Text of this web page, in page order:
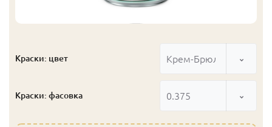
Краски: цвет Крем-Брюле
Краски: фасовка 0.375